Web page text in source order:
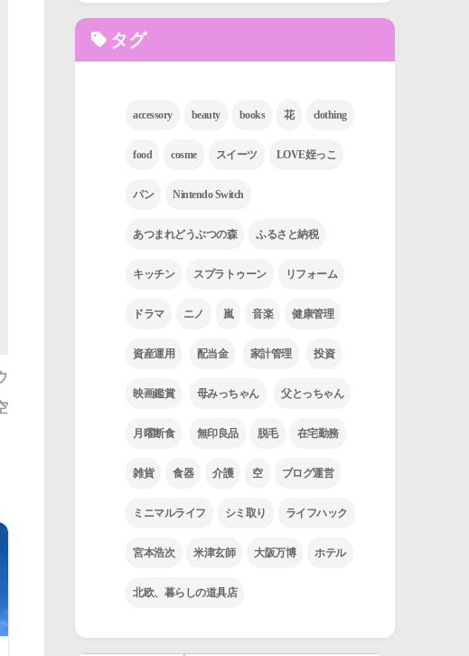
タグ
accessory beauty books 花 clothing
food cosme スイーツ LOVE姪っこ
パン Nintendo Switch
あつまれどうぶつの森 ふるさと納税
キッチン スプラトゥーン リフォーム
ドラマ ニノ 嵐 音楽 健康管理
資産運用 配当金 家計管理 投資
映画鑑賞 母みっちゃん 父とっちゃん
月曜断食 無印良品 脱毛 在宅勤務
雑貨 食器 介護 空 ブログ運営
ミニマルライフ シミ取り ライフハック
宮本浩次 米津玄師 大阪万博 ホテル
北欧、暮らしの道具店